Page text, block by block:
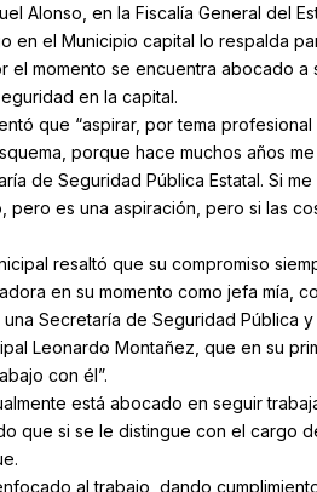
Alonso, en la Fiscalía General del
en el Municipio capital lo respalda
el momento se encuentra abocado
en la capital.
que “aspirar, por tema
porque hace muchos años
de Seguridad Pública Estatal. Si
pero es una aspiración, pero si las
resaltó que su compromiso
en su momento como jefa mía,
Secretaría de Seguridad Pública
Leonardo Montañez, que en su
con él”.
está abocado en seguir
que si se le distingue con el cargo
al trabajo, dando